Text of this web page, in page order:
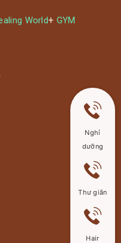
World+ GYM
Nghỉ
dưỡng
Thư giãn
Hair